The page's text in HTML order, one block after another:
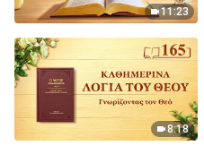
11:23
8:18